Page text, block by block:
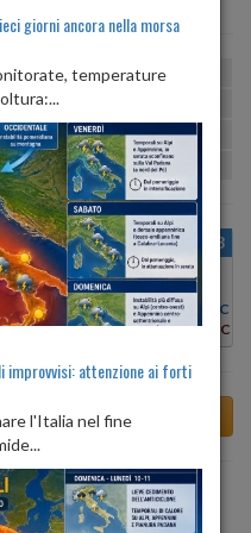
max:29º U:51%
max:30º
max:31º U:75%-78%
max:24º U:70%
MAR 11
Min:
20°C
Max:29°C
MER 12
Min:21°C
Max:29°C
GIO 13
Min:
21°C
Max:29°C
4 giorni
giorni ancora nella morsa
temperature
improvvisi: attenzione ai forti
l'Italia nel fine